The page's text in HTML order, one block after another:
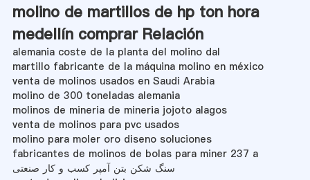
molino de martillos de hp ton hora
medellín comprar Relación
alemania coste de la planta del molino dal
martillo fabricante de la máquina molino en méxico
venta de molinos usados en Saudi Arabia
molino de 300 toneladas alemania
molinos de mineria de mineria jojoto alagos
venta de molinos para pvc usados
molino para moler oro diseno soluciones
fabricantes de molinos de bolas para miner 237 a
سنگ شکن بتن آمپر کسب و کار صنعتی